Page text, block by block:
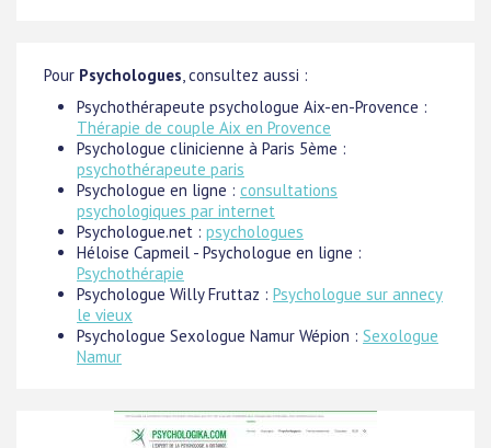
Pour Psychologues, consultez aussi :
Psychothérapeute psychologue Aix-en-Provence :
Thérapie de couple Aix en Provence
Psychologue clinicienne à Paris 5ème :
psychothérapeute paris
Psychologue en ligne : consultations
psychologiques par internet
Psychologue.net : psychologues
Héloise Capmeil - Psychologue en ligne :
Psychothérapie
Psychologue Willy Fruttaz : Psychologue sur annecy
le vieux
Psychologue Sexologue Namur Wépion : Sexologue
Namur